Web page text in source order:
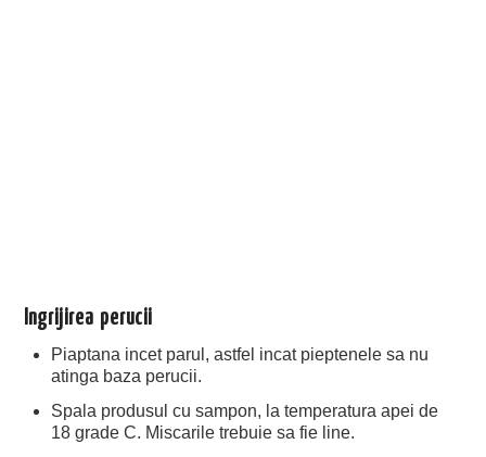
Ingrijirea perucii
Piaptana incet parul, astfel incat pieptenele sa nu
atinga baza perucii.
Spala produsul cu sampon, la temperatura apei de
18 grade C. Miscarile trebuie sa fie line.